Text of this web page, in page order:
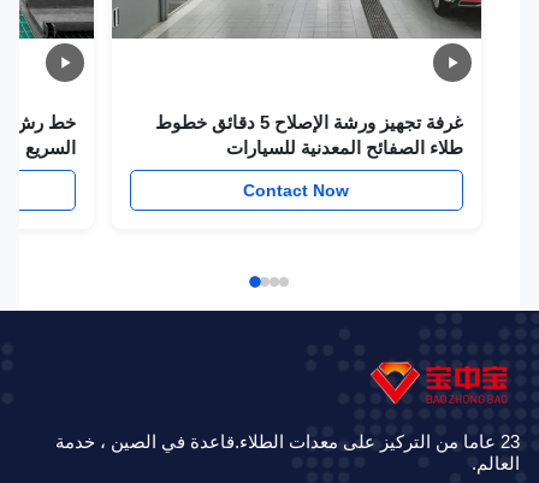
غرفة تجهيز ورشة الإصلاح 5 دقائق خطوط
طلاء الصفائح المعدنية للسيارات
Contact Now
خط رش محطة
السريع
23 عاما من التركيز على معدات الطلاء.قاعدة في الصين ، خدمة